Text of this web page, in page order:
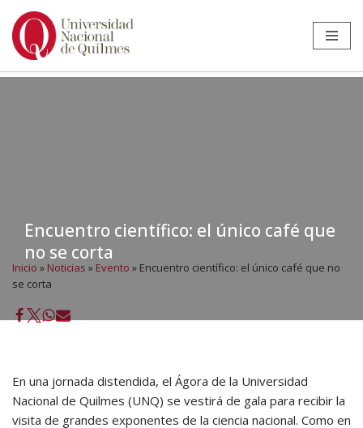
Ir
Encuentro científico: el único café que
no se corta
Inicio » Noticias » Evento » Encuentro científico: el único café que no
se corta
En una jornada distendida, el Ágora de la Universidad
Nacional de Quilmes (UNQ) se vestirá de gala para recibir la
visita de grandes exponentes de la ciencia nacional. Como en